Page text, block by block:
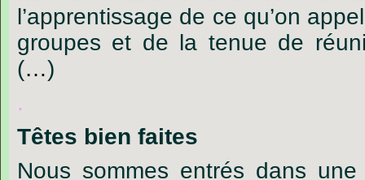
l’apprentissage de ce qu’on
groupes et de la tenue de
(…)
.
Têtes bien faites
Nous sommes entrés dans une